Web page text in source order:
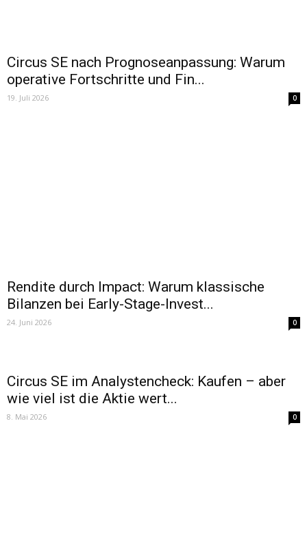
Circus SE nach Prognoseanpassung: Warum
operative Fortschritte und Fin...
19. Juli 2026 0
Rendite durch Impact: Warum klassische
Bilanzen bei Early-Stage-Invest...
24. Juni 2026 0
Circus SE im Analystencheck: Kaufen – aber
wie viel ist die Aktie wert...
8. Mai 2026 0